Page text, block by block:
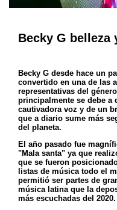
Becky G belleza
Becky G desde hace un
convertido en una de las
representativas del
principalmente se debe a
cautivadora voz y de un
que a diario sume más
del planeta.
El año pasado fue
"Mala santa" ya que
que se fueron
listas de música todo el
permitió ser partes de
música latina que la
más escuchadas del 2020.